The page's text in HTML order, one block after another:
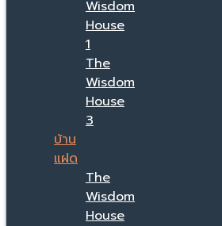
Wisdom
House
1
The
Wisdom
House
3
บ้าน
แฝด
The
Wisdom
House